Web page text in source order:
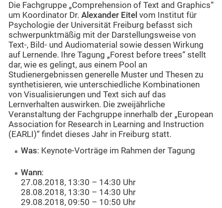
Die Fachgruppe „Comprehension of Text and Graphics“
um Koordinator Dr. Alexander Eitel vom Institut für
Psychologie der Universität Freiburg befasst sich
schwerpunktmäßig mit der Darstellungsweise von
Text-, Bild- und Audiomaterial sowie dessen Wirkung
auf Lernende. Ihre Tagung „Forest before trees“ stellt
dar, wie es gelingt, aus einem Pool an
Studienergebnissen generelle Muster und Thesen zu
synthetisieren, wie unterschiedliche Kombinationen
von Visualisierungen und Text sich auf das
Lernverhalten auswirken. Die zweijährliche
Veranstaltung der Fachgruppe innerhalb der „European
Association for Research in Learning and Instruction
(EARLI)“ findet dieses Jahr in Freiburg statt.
Was: Keynote-Vorträge im Rahmen der Tagung
Wann:
27.08.2018, 13:30 – 14:30 Uhr
28.08.2018, 13:30 – 14:30 Uhr
29.08.2018, 09:50 – 10:50 Uhr